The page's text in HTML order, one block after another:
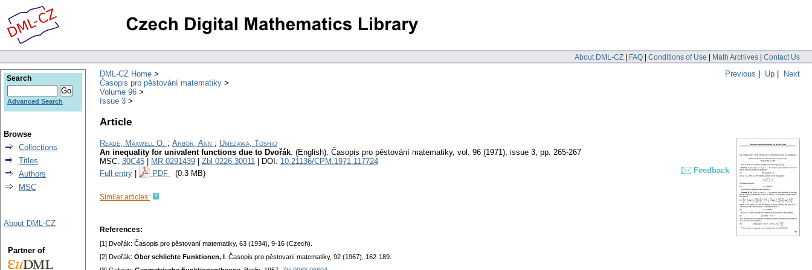
About DML-CZ | FAQ | Conditions of Use | Math Archives | Contact Us
Previous | Up | Next
DML-CZ Home
Časopis pro pěstování matematiky
Volume 96
Issue 3
Article
Reade, Maxwell O. ; Arbor, Ann ; Umezawa, Toshio
An inequality for univalent functions due to Dvořák. (English). Časopis pro pěstování matematiky, vol. 96 (1971), issue 3, pp. 265-267
MSC: 30C45 MR 0291439 Zbl 0226.30011 | DOI: 10.21136/CPM.1971.117724
Full entry
PDF (0.3 MB) Feedback
Similar articles:
References:
[1] Dvořák: Časopis pro pěstovaní matematiky, 63 (1934), 9-16 (Czech).
[2] Dvořák: Ober schlichte Funktionen, I
. Časopis pro pěstovaní matematiky, 92 (1967), 162-189.
Search
Advanced Search
Browse
Collections
Titles
Authors
MSC
About DML-CZ
Partner of